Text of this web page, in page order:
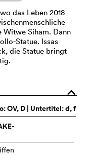
das Leben 2018
Witwe Siham. Dann
Statue. Issas
die Statue bringt
o
OV, D | Untertitel: d, f